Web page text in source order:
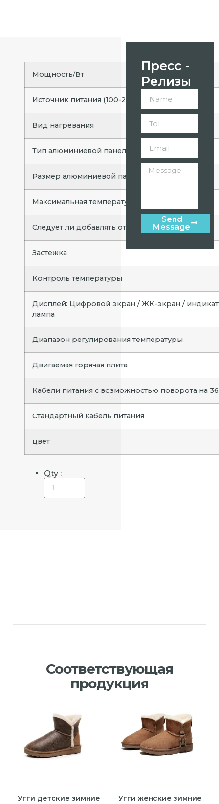
Мощность/Вт
Источник питания (100-240 В ~ 50/60 Гц)
Вид нагревания
Тип алюминиевой панели
Размер алюминиевой панели / мм
Максимальная температура (℃/℉)
Следует ли добавлять отрицательные ионы
Застежка
Контроль температуры
Дисплей: Цифровой экран / ЖК-экран /
лампа
Диапазон регулирования температуры
Двигаемая горячая плита
Кабели питания с возможностью поворота на
Стандартный кабель питания
цвет
Qty :
Пресс -
Релизы
Send
Message
Соответствующая
продукция
Угги детские зимние
Угги женские зимние